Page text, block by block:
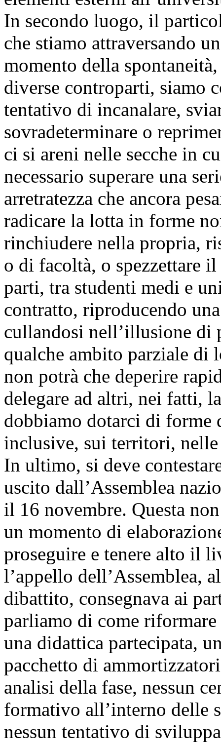
In secondo luogo, il
che stiamo attraversando
momento della
diverse controparti, siamo
tentativo di incanalare,
sovradeterminare o
ci si areni nelle secche in
necessario superare una
arretratezza che ancora
radicare la lotta in forme
rinchiudere nella propria,
o di facoltà, o spezzettare
parti, tra studenti medi e
contratto, riproducendo
cullandosi nell’illusione di
qualche ambito parziale di
non potrà che deperire
delegare ad altri, nei fatti,
dobbiamo dotarci di forme
inclusive, sui territori,
In ultimo, si deve
uscito dall’Assemblea
il 16 novembre. Questa
un momento di
proseguire e tenere alto il
l’appello dell’Assemblea,
dibattito, consegnava ai
parliamo di come
una didattica partecipata,
pacchetto di
analisi della fase, nessun
formativo all’interno delle
nessun tentativo di